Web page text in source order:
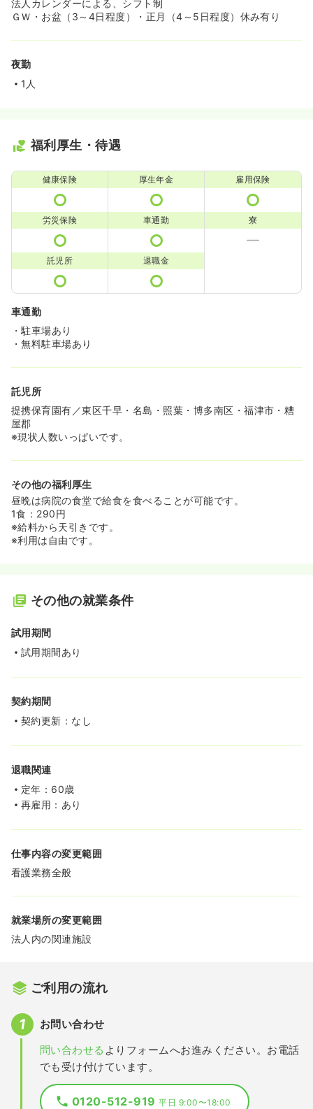
法人カレンダーによる、シフト制
ＧＷ・お盆（3～4日程度）・正月（4～5日程度）休み有り
夜勤
1人
福利厚生・待遇
健康保険 厚生年金 雇用保険
労災保険 車通勤 寮
託児所 退職金
車通勤
・駐車場あり
・無料駐車場あり
託児所
提携保育園有／東区千早・名島・照葉・博多南区・福津市・糟
屋郡
※現状人数いっぱいです。
その他の福利厚生
昼晩は病院の食堂で給食を食べることが可能です。
1食：290円
※給料から天引きです。
※利用は自由です。
その他の就業条件
試用期間
試用期間あり
契約期間
契約更新：なし
退職関連
定年：60歳
再雇用：あり
仕事内容の変更範囲
看護業務全般
就業場所の変更範囲
法人内の関連施設
ご利用の流れ
お問い合わせ
問い合わせる よりフォームへお進みください。お電話
でも受け付けています。
0120-512-919平日 9:00〜18:00